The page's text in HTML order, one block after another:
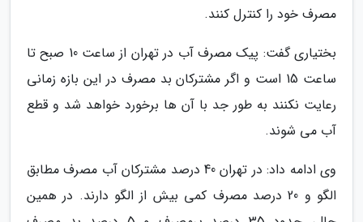
مصرف خود را کنترل کنند.
بختیاری گفت: پیک مصرف آب در تهران از ساعت 10 صبح تا
ساعت 15 است و اگر مشترکان بد مصرف در این بازه زمانی
رعایت نکنند به طور جد با آن ها برخورد خواهد شد و قطع
آب می شوند.
وی ادامه داد: در تهران 40 درصد مشترکان آب مصرف مطابق
الگو و 20 درصد مصرف کمی بیش از الگو دارند. در همین